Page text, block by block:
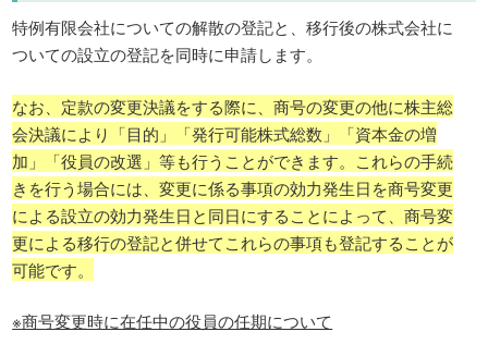
特例有限会社についての解散の登記と、移行後の株式会社に
ついての設立の登記を同時に申請します。
なお、定款の変更決議をする際に、商号の変更の他に株主総
会決議により「目的」「発行可能株式総数」「資本金の増
加」「役員の改選」等も行うことができます。これらの手続
きを行う場合には、変更に係る事項の効力発生日を商号変更
による設立の効力発生日と同日にすることによって、商号変
更による移行の登記と併せてこれらの事項も登記することが
可能です。
※商号変更時に在任中の役員の任期について